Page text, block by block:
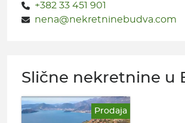
+382 33 451 901
nena@nekretninebudva.com
Slične nekretnine u
Prodaja